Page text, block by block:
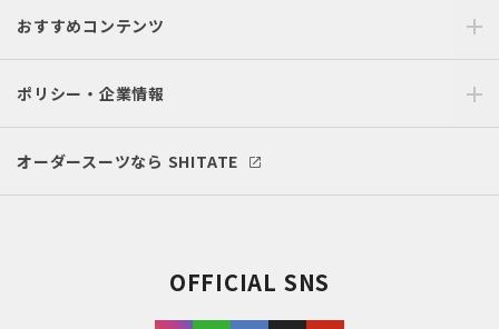
おすすめコンテンツ
ポリシー・企業情報
オーダースーツなら SHITATE
OFFICIAL SNS